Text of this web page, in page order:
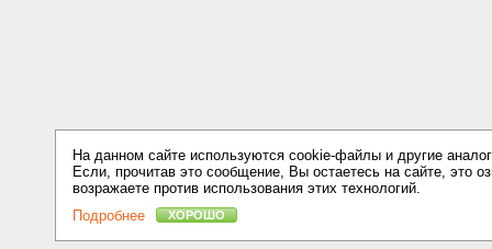
На данном сайте используются cookie-файлы и другие
Если, прочитав это сообщение, Вы остаетесь на сайте, это
возражаете против использования этих технологий.
Подробнее
ХОРОШО